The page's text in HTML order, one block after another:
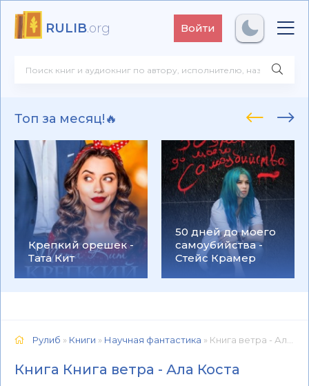
RULIB.org Войти
Топ за месяц!🔥
Крепкий орешек -
Тата Кит
50 дней до моего
самоубийства -
Стейс Крамер
Рулиб » Книги » Научная фантастика » Книга ветра - Ала Коста 📕 - Книга онлайн бесплатно
Книга Книга ветра - Ала Коста